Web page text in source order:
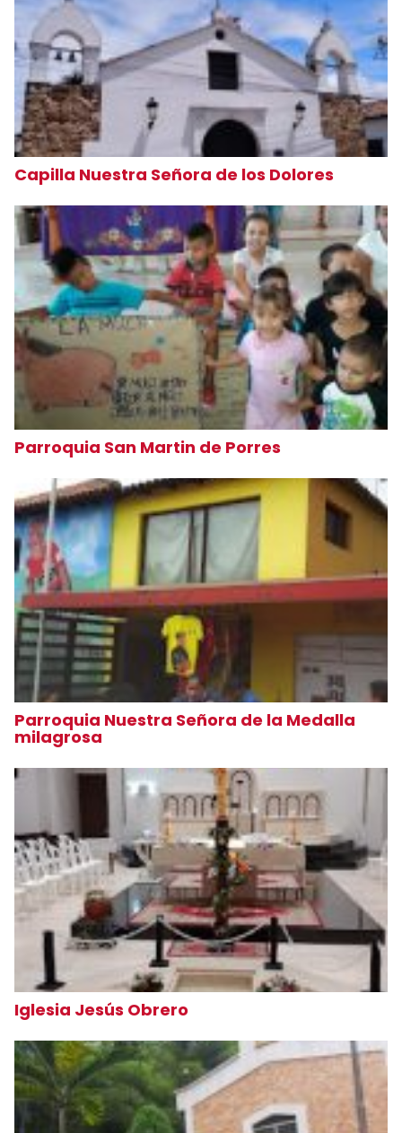
Capilla Nuestra Señora de los Dolores
Parroquia San Martin de Porres
Parroquia Nuestra Señora de la Medalla
milagrosa
Iglesia Jesús Obrero